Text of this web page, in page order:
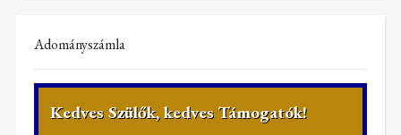
Adományszámla
Kedves Szülők, kedves Támogatók!